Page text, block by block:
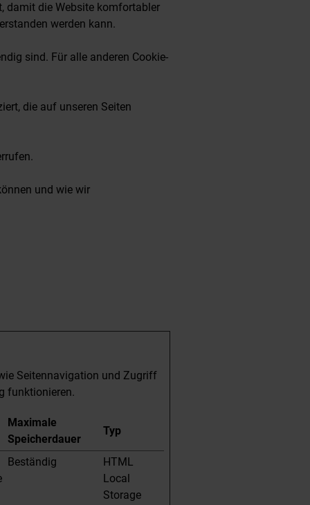
damit die Website komfortabler
werden kann.
sind. Für alle anderen Cookie-
die auf unseren Seiten
und wie wir
Seitennavigation und Zugriff
funktionieren.
Maximale
Speicherdauer
Typ
Beständig
HTML
Local
Storage